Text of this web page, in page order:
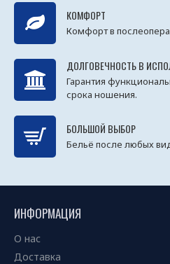
КОМФОРТ
Комфорт в
ДОЛГОВЕЧНОСТЬ В
Гарантия
срока ношения.
БОЛЬШОЙ ВЫБОР
Бельё после любых
ИНФОРМАЦИЯ
О нас
Доставка